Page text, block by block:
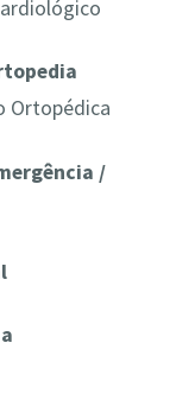
Ortopédica
/